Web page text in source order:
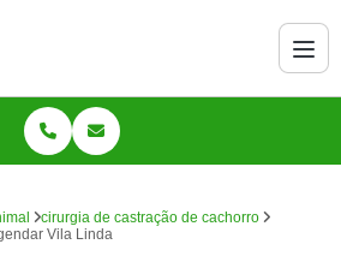
cirurgia de castração de cachorro
Vila Linda